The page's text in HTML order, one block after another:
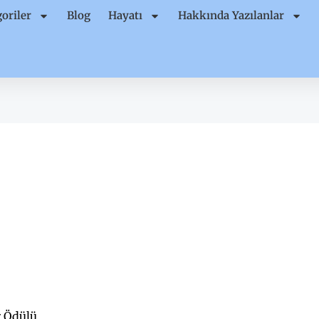
Blog Hayatı Hakkında Yazılanlar